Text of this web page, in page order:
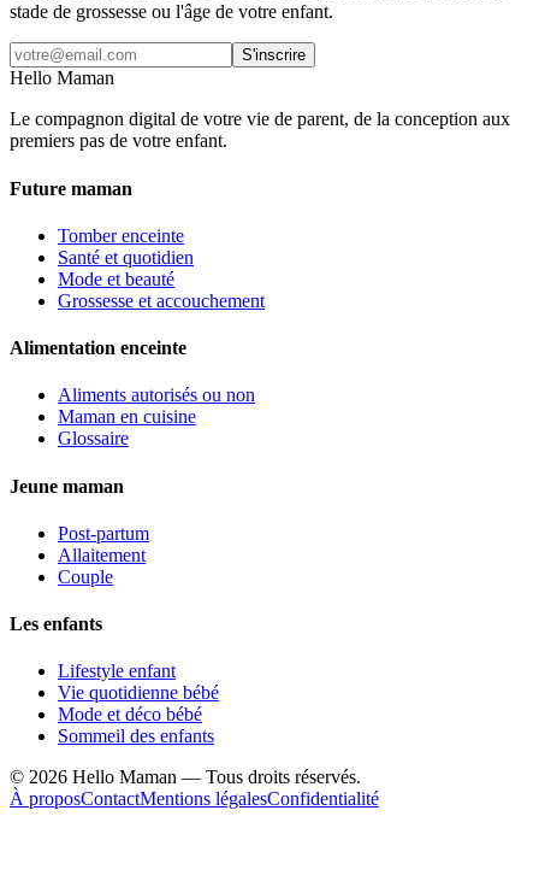
stade de grossesse ou l'âge de votre enfant.
S'inscrire
Hello Maman
Le compagnon digital de votre vie de parent, de la conception aux
premiers pas de votre enfant.
Future maman
Tomber enceinte
Santé et quotidien
Mode et beauté
Grossesse et accouchement
Alimentation enceinte
Aliments autorisés ou non
Maman en cuisine
Glossaire
Jeune maman
Post-partum
Allaitement
Couple
Les enfants
Lifestyle enfant
Vie quotidienne bébé
Mode et déco bébé
Sommeil des enfants
© 2026 Hello Maman — Tous droits réservés.
À proposContactMentions légalesConfidentialité